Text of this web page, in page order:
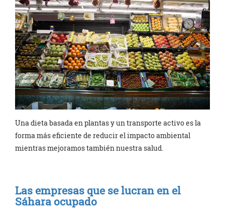
Una dieta basada en plantas y un transporte activo es la
forma más eficiente de reducir el impacto ambiental
mientras mejoramos también nuestra salud.
Las empresas que se lucran en el
Sáhara ocupado